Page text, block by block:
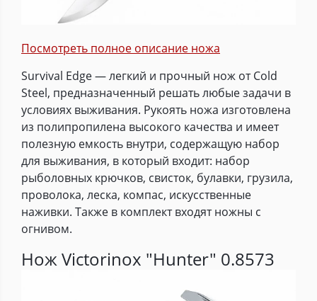
Посмотреть полное описание ножа
Survival Edge — легкий и прочный нож от Cold
Steel, предназначенный решать любые задачи в
условиях выживания. Рукоять ножа изготовлена
из полипропилена высокого качества и имеет
полезную емкость внутри, содержащую набор
для выживания, в который входит: набор
рыболовных крючков, свисток, булавки, грузила,
проволока, леска, компас, искусственные
наживки. Также в комплект входят ножны с
огнивом.
Нож Victorinox "Hunter" 0.8573